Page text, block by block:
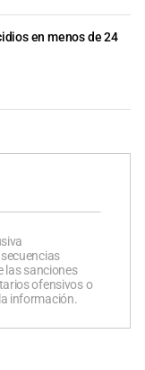
en menos de 24
las sanciones
ofensivos o
información.